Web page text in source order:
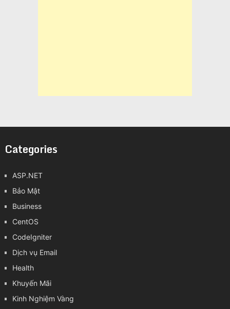
Categories
ASP.NET
Bảo Mật
Business
CentOS
CodeIgniter
Dịch vụ Email
Health
Khuyến Mãi
Kinh Nghiệm Vàng